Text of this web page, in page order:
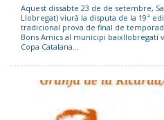
Aquest dissabte 23 de de setembre,
Llobregat) viurà la disputa de la 19ª
tradicional prova de final de
Bons Amics al municipi baixllobregatí
Copa Catalana...